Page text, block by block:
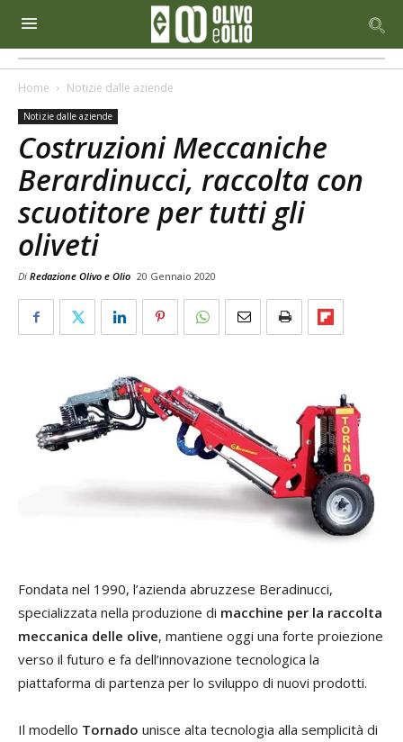
Home Notizie dalle aziende
Notizie dalle aziende
Costruzioni Meccaniche
Berardinucci, raccolta con
scuotitore per tutti gli
oliveti
Di Redazione Olivo e Olio 20 Gennaio 2020
Fondata nel 1990, l’azienda abruzzese Beradinucci,
specializzata nella produzione di macchine per la raccolta
meccanica delle olive, mantiene oggi una forte proiezione
verso il futuro e fa dell’innovazione tecnologica la
piattaforma di partenza per lo sviluppo di nuovi prodotti.
Il modello Tornado unisce alta tecnologia alla semplicità di